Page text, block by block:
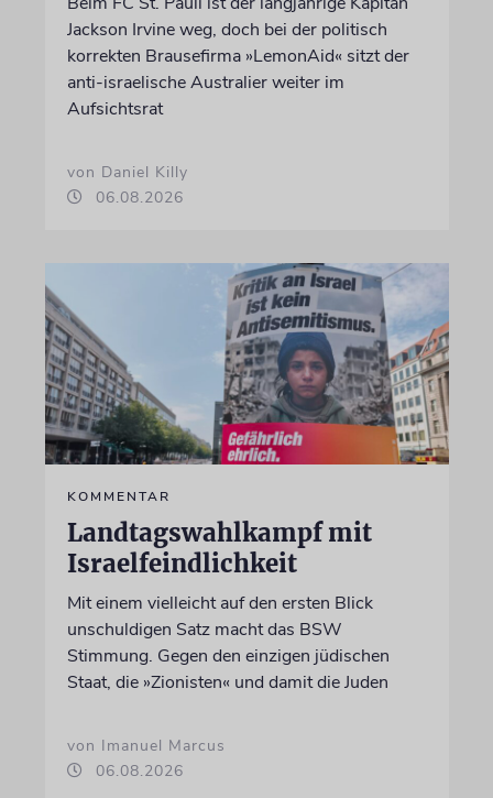
Jackson Irvine weg, doch bei der politisch
korrekten Brausefirma »LemonAid« sitzt der
anti-israelische Australier weiter im
Aufsichtsrat
von Daniel Killy
06.08.2026
KOMMENTAR
Landtagswahlkampf mit
Israelfeindlichkeit
Mit einem vielleicht auf den ersten Blick
unschuldigen Satz macht das BSW
Stimmung. Gegen den einzigen jüdischen
Staat, die »Zionisten« und damit die Juden
von Imanuel Marcus
06.08.2026